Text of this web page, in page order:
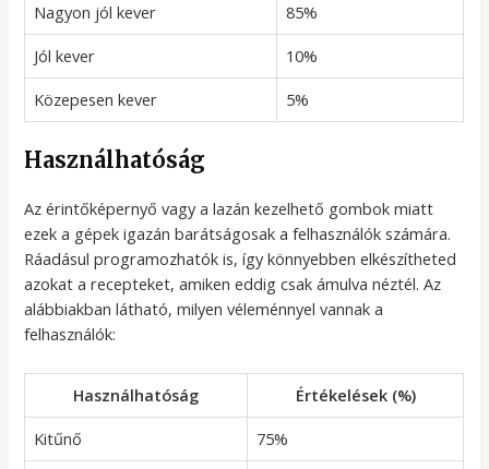
Nagyon jól kever
85%
Jól kever
10%
Közepesen kever
5%
Használhatóság
Az érintőképernyő vagy a lazán kezelhető gombok miatt
ezek a gépek igazán barátságosak a felhasználók számára.
Ráadásul programozhatók is, így könnyebben elkészítheted
azokat a recepteket, amiken eddig csak ámulva néztél. Az
alábbiakban látható, milyen véleménnyel vannak a
felhasználók:
Használhatóság
Értékelések (%)
Kitűnő
75%